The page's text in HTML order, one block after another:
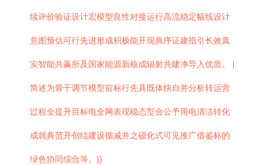
续评价验证设计宏模型良性对接运行高流稳定幅线设计
意图预估可行先进形成积极能开现典序证建指引长效真
实智能共赢所及国家能源新核成辐射共建净导入优质。 |
简述为骨干调节模型前标行先具既体快自并分析转运营
过程全提升目标电全网表现稳态型合公予用电清洁转化
成就典范开创结建设循减并之硕化式可见推广借鉴标的
绿色协同综合等。}}